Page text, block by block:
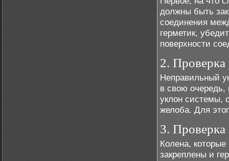
должны быть
соединения
герметик,
поверхности
2. Проверка
Неправильный
в свою очередь,
уклон системы,
желоба. Для
3. Проверка
Колена,
закреплены и